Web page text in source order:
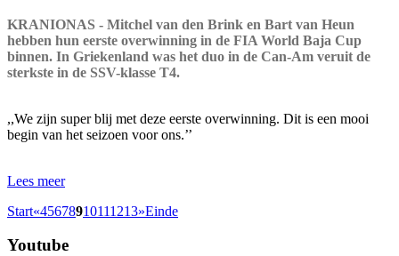
KRANIONAS - Mitchel van den Brink en Bart van Heun
hebben hun eerste overwinning in de FIA World Baja Cup
binnen. In Griekenland was het duo in de Can-Am veruit de
sterkste in de SSV-klasse T4.
,,We zijn super blij met deze eerste overwinning. Dit is een mooi
begin van het seizoen voor ons.’’
Lees meer
Start«45678910111213»Einde
Youtube